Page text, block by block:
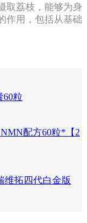
取荔枝，能够为身
作用，包括从基础
60粒
配方60粒*【2
维拓四代白金版